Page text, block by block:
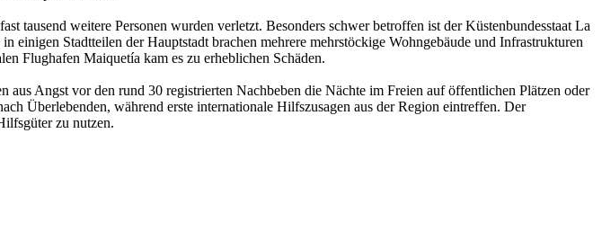
tausend weitere Personen wurden verletzt. Besonders schwer betroffen ist der Küstenbundesstaat La
Stadtteilen der Hauptstadt brachen mehrere mehrstöckige Wohngebäude und Infrastrukturen
Flughafen Maiquetía kam es zu erheblichen Schäden.
Angst vor den rund 30 registrierten Nachbeben die Nächte im Freien auf öffentlichen Plätzen oder
Überlebenden, während erste internationale Hilfszusagen aus der Region eintreffen. Der
zu nutzen.